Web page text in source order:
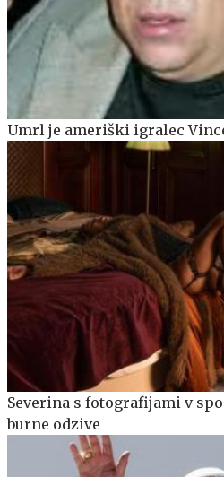
Umrl je ameriški igralec
Severina s fotografijami v
burne odzive